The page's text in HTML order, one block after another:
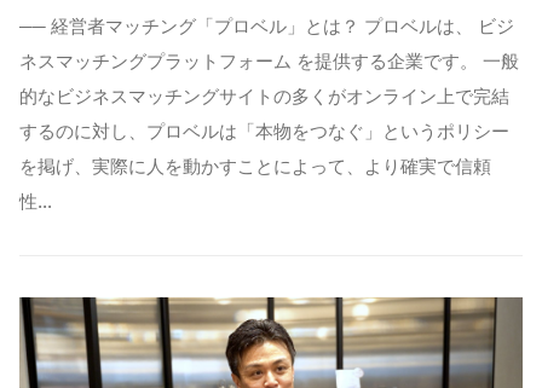
── 経営者マッチング「プロベル」とは？ プロベルは、 ビジ
ネスマッチングプラットフォーム を提供する企業です。 一般
的なビジネスマッチングサイトの多くがオンライン上で完結
するのに対し、プロベルは「本物をつなぐ」というポリシー
を掲げ、実際に人を動かすことによって、より確実で信頼
性…